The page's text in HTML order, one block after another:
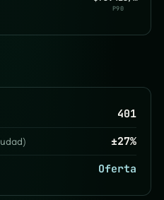
P90
401
±27%
Oferta